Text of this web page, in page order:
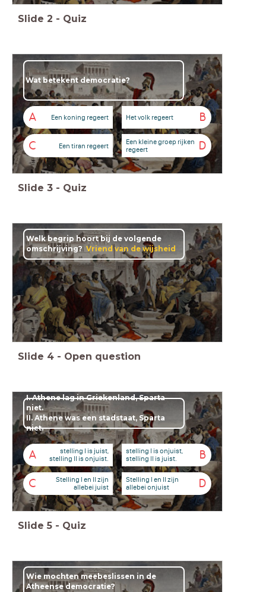
Slide 2 - Quiz
Wat betekent democratie?
A Een koning regeert B
Het volk regeert
C Een tiran regeert D
Een kleine groep rijken
regeert
Slide 3 - Quiz
Welk begrip hoort bij de volgende
omschrijving? Vriend van de wijsheid
Slide 4 - Open question
I. Athene lag in Griekenland, Sparta
niet.
II. Athene was een stadstaat, Sparta
niet.
A
stelling I is juist,
stelling II is onjuist.
B
stelling I is onjuist,
stelling II is juist.
C
Stelling I en II zijn
allebei juist
D
Stelling I en II zijn
allebei onjuist
Slide 5 - Quiz
Wie mochten meebeslissen in de
Atheense democratie?